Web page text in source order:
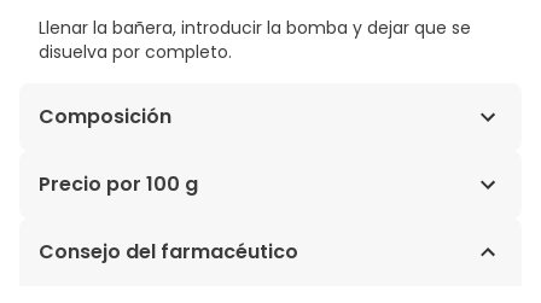
Llenar la bañera, introducir la bomba y dejar que se
disuelva por completo.
Composición
SODIUM BICARBONATE, CITRIC ACID, PERSEA GRATISSIMA
AQUA,TOCOPHERYL ACETATE,BENZYL SALICYLATE,,
Precio por 100 g
3,85€ / 100 g
Consejo del farmacéutico